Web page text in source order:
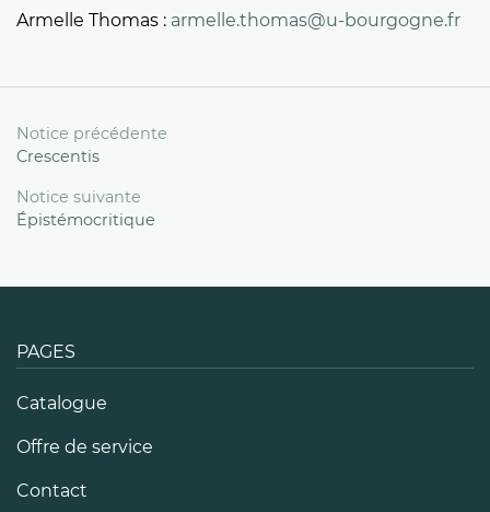
Armelle Thomas : armelle.thomas@u-bourgogne.fr
Notice précédente
Crescentis
Notice suivante
Épistémocritique
PAGES
Catalogue
Offre de service
Contact